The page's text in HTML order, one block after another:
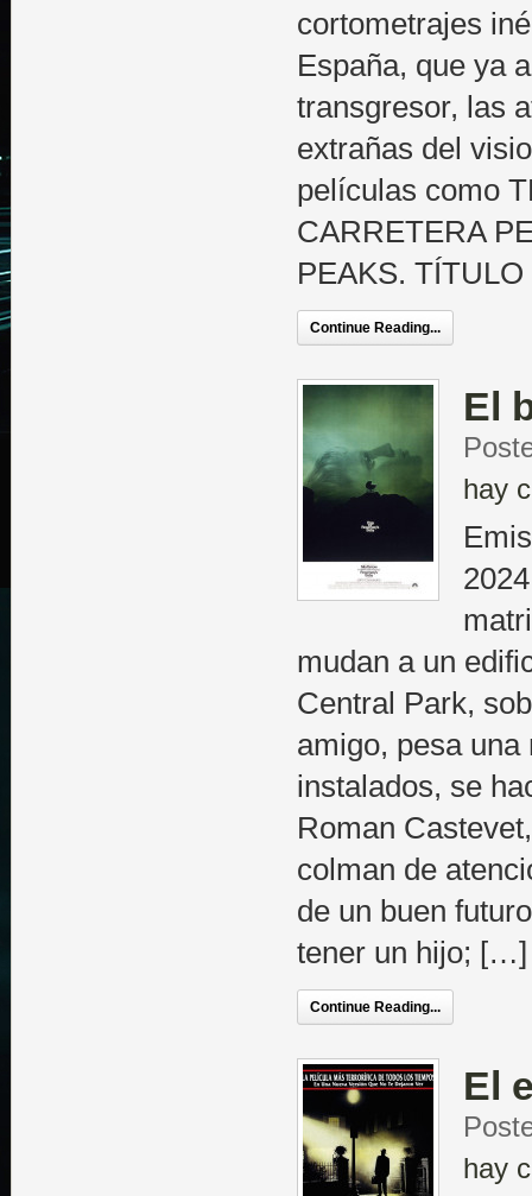
cortometrajes
España, que ya
transgresor, las
extrañas del
películas como
CARRETERA
PEAKS.
Continue Reading...
El
hay
mudan a un
Central Park,
amigo, pesa
instalados, se
Roman
colman de
de un buen
tener un hijo; […]
Continue Reading...
El
hay